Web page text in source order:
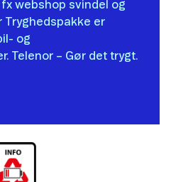
webshop svindel og
Tryghedspakke er
og
Telenor – Gør det trygt.